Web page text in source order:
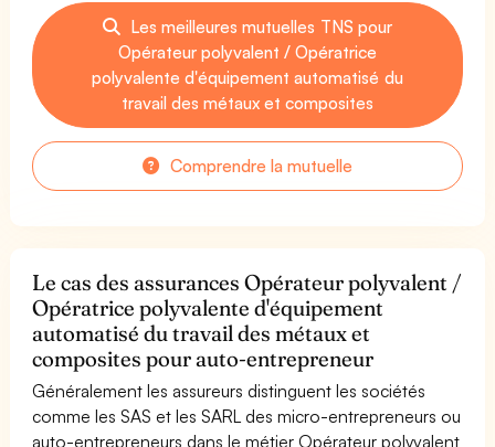
Les meilleures mutuelles TNS pour
Opérateur polyvalent / Opératrice
polyvalente d'équipement automatisé du
travail des métaux et composites
Comprendre la mutuelle
Le cas des assurances Opérateur polyvalent /
Opératrice polyvalente d'équipement
automatisé du travail des métaux et
composites pour auto-entrepreneur
Généralement les assureurs distinguent les sociétés
comme les SAS et les SARL des micro-entrepreneurs ou
auto-entrepreneurs dans le métier Opérateur polyvalent